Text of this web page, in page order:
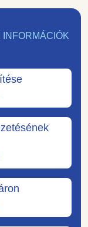
INFORMÁCIÓK